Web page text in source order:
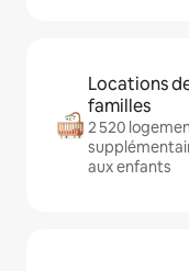
Locations
familles
2 520
aux enfants